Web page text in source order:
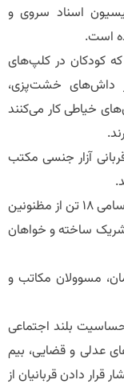
اسناد سروی و
است.
کودکان در کلپ‌های
داش‌های خشت‌پزی،
خیاطی کار می‌کنند‌
آزار جنسی مکتب
کمیسیون گفته که نتایج تحقیق خویش را که اسامی ۱۸ تن از مظنونین
شریک ساخته و خواهان
مسوولان مکاتب و
بلند اجتماعی
عدلی و قضایی، بیم
دادن قربانیان از